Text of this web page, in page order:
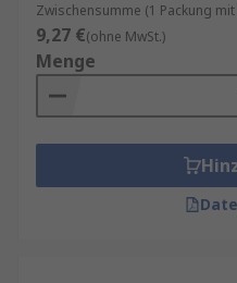
Zwischensumme (1 Packung mit
9,27 €(ohne MwSt.)
Menge